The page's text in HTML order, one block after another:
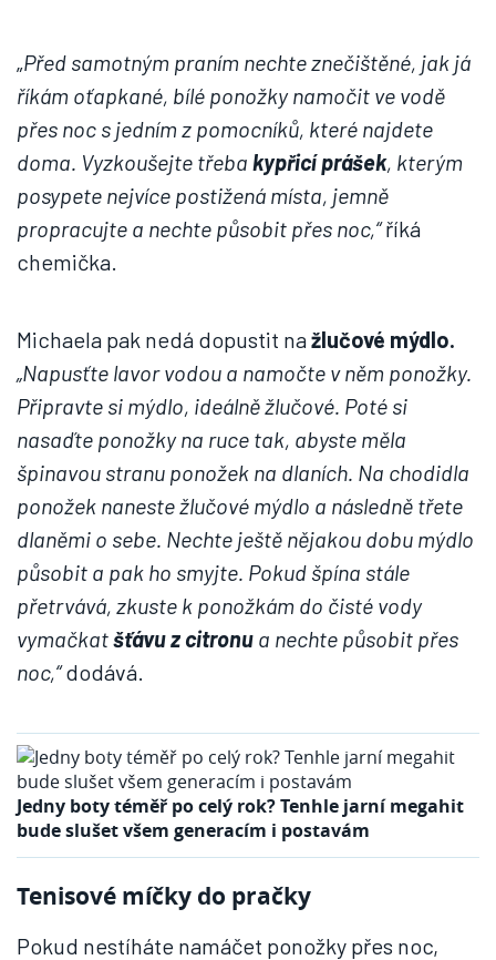
„Před samotným praním nechte znečištěné, jak já
říkám oťapkané, bílé ponožky namočit ve vodě
přes noc s jedním z pomocníků, které najdete
doma. Vyzkoušejte třeba kypřicí prášek, kterým
posypete nejvíce postižená místa, jemně
propracujte a nechte působit přes noc,“říká
chemička.
Michaela pak nedá dopustit nažlučové mýdlo.
„Napusťte lavor vodou a namočte v něm ponožky.
Připravte si mýdlo, ideálně žlučové. Poté si
nasaďte ponožky na ruce tak, abyste měla
špinavou stranu ponožek na dlaních. Na chodidla
ponožek naneste žlučové mýdlo a následně třete
dlaněmi o sebe. Nechte ještě nějakou dobu mýdlo
působit a pak ho smyjte. Pokud špína stále
přetrvává, zkuste k ponožkám do čisté vody
vymačkatšťávu z citronu a nechte působit přes
noc,“dodává.
Jedny boty téměř po celý rok? Tenhle jarní megahit
bude slušet všem generacím i postavám
Tenisové míčky do pračky
Pokud nestíháte namáčet ponožky přes noc,